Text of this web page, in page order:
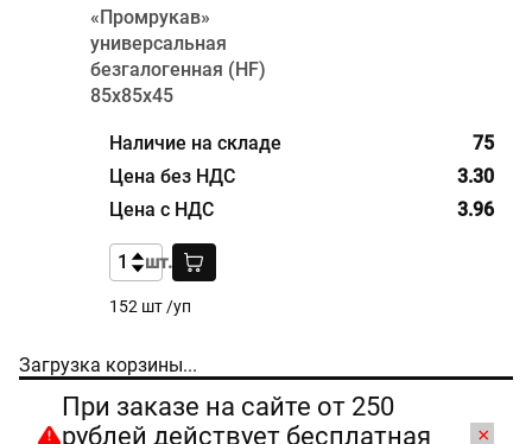
«Промрукав»
универсальная
безгалогенная (HF)
85х85х45
75
152 шт /уп
3.30
3.96
шт.
Загрузка корзины...
При заказе на сайте от 250
рублей действует бесплатная
×